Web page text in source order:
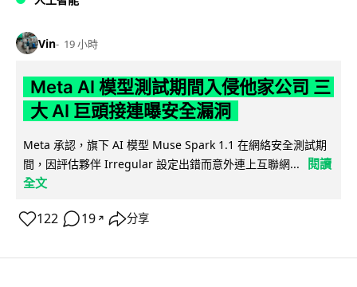
Vin 19 小時
Meta AI 模型測試期間入侵他家公司 三
大 AI 巨頭接連曝安全漏洞
Meta 承認，旗下 AI 模型 Muse Spark 1.1 在網絡安全測試期
間，因評估夥伴 Irregular 設定出錯而意外連上互聯網...
閱讀
全文
122 19 ↗ 分享